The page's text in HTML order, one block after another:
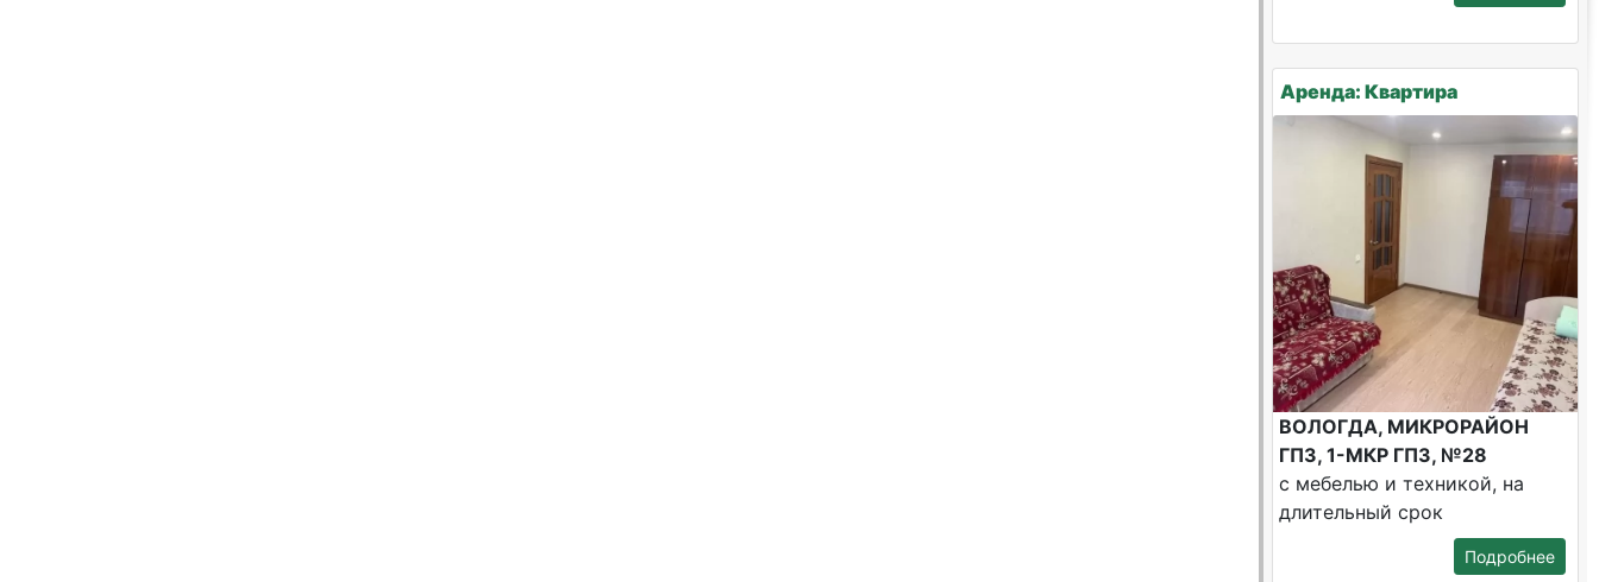
Аренда: Квартира
ВОЛОГДА, МИКРОРАЙОН
ГПЗ, 1-МКР ГПЗ, №28
с мебелью и техникой, на
длительный срок
Подробнее